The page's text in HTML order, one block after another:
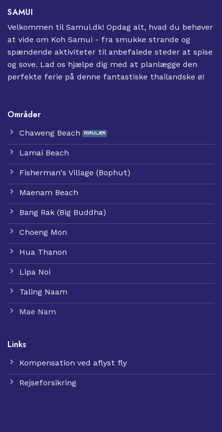
SAMUI
Velkommen til Samui.dk! Opdag alt, hvad du behøver
at vide om Koh Samui - fra smukke strande og
spændende aktiviteter til anbefalede steder at spise
og sove. Lad os hjælpe dig med at planlægge den
perfekte ferie på denne fantastiske thailandske ø!
Områder
Chaweng Beach
Lamai Beach
Fisherman's Village (Bophut)
Maenam Beach
Bang Rak (Big Buddha)
Choeng Mon
Hua Thanon
Lipa Noi
Taling Naam
Mae Nam
Links
Kompensation ved aflyst fly
Rejseforsikring